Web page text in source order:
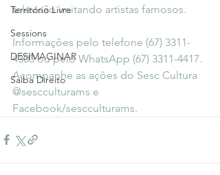
Território Livre
Sessions
DESIMAGINAR
Saiba Direito
televisão imitando artistas famosos.
Informações pelo telefone (67) 3311-
4300 ou pelo WhatsApp (67) 3311-4417.
Acompanhe as ações do Sesc Cultura
@sescculturams e
Facebook/sescculturams.